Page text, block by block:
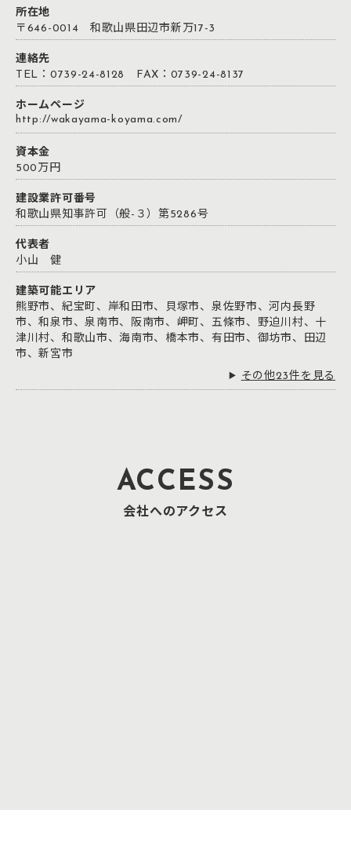
所在地
〒646-0014 和歌山県田辺市新万17-3
連絡先
TEL：0739-24-8128 FAX：0739-24-8137
ホームページ
http://wakayama-koyama.com/
資本金
500万円
建設業許可番号
和歌山県知事許可（般-３）第5286号
代表者
小山 健
建築可能エリア
熊野市、紀宝町、岸和田市、貝塚市、泉佐野市、河内長野
市、和泉市、泉南市、阪南市、岬町、五條市、野迫川村、十
津川村、和歌山市、海南市、橋本市、有田市、御坊市、田辺
市、新宮市
その他23件を見る
ACCESS
会社へのアクセス